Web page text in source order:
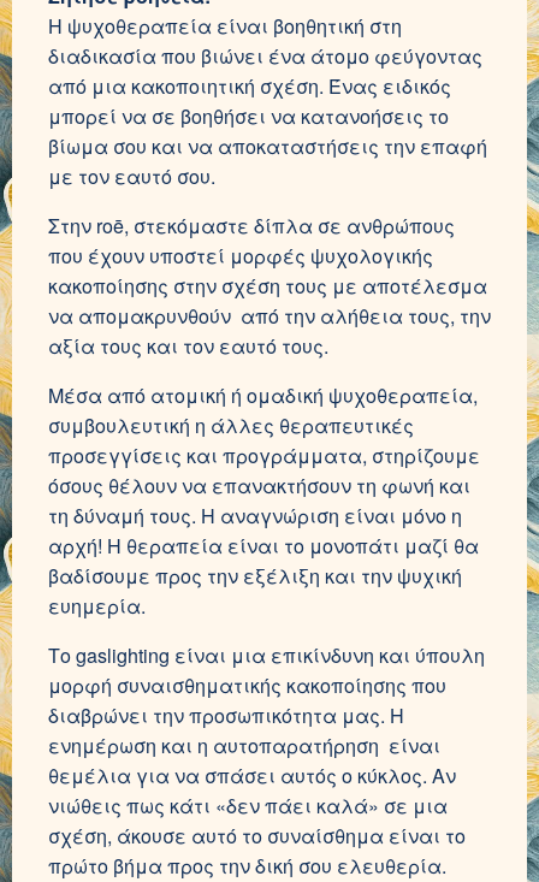
Η ψυχοθεραπεία είναι βοηθητική στη
διαδικασία που βιώνει ένα άτομο φεύγοντας
από μια κακοποιητική σχέση. Ένας ειδικός
μπορεί να σε βοηθήσει να κατανοήσεις το
βίωμα σου και να αποκαταστήσεις την επαφή
με τον εαυτό σου.
Στην roē, στεκόμαστε δίπλα σε ανθρώπους
που έχουν υποστεί μορφές ψυχολογικής
κακοποίησης στην σχέση τους με αποτέλεσμα
να απομακρυνθούν από την αλήθεια τους, την
αξία τους και τον εαυτό τους.
Μέσα από ατομική ή ομαδική ψυχοθεραπεία,
συμβουλευτική η άλλες θεραπευτικές
προσεγγίσεις και προγράμματα, στηρίζουμε
όσους θέλουν να επανακτήσουν τη φωνή και
τη δύναμή τους. Η αναγνώριση είναι μόνο η
αρχή! Η θεραπεία είναι το μονοπάτι μαζί θα
βαδίσουμε προς την εξέλιξη και την ψυχική
ευημερία.
Το gaslighting είναι μια επικίνδυνη και ύπουλη
μορφή συναισθηματικής κακοποίησης που
διαβρώνει την προσωπικότητα μας. Η
ενημέρωση και η αυτοπαρατήρηση είναι
θεμέλια για να σπάσει αυτός ο κύκλος. Αν
νιώθεις πως κάτι «δεν πάει καλά» σε μια
σχέση, άκουσε αυτό το συναίσθημα είναι το
πρώτο βήμα προς την δική σου ελευθερία.